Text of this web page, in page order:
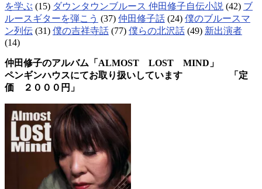
を学ぶ (15) ダウンタウンブルース 仲田修子自伝小説 (42) ブ
ルースギターを弾こう (37) 仲田修子話 (24) 僕のブルースマ
ン列伝 (31) 僕の吉祥寺話 (77) 僕らの北沢話 (49) 新出演者
(14)
仲田修子のアルバム「ALMOST LOST MIND」
ペンギンハウスにてお取り扱いしています 「定
価 ２０００円」